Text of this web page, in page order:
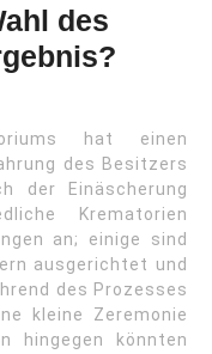
des
hat einen
des Besitzers
der Einäscherung
Krematorien
an; einige sind
ausgerichtet und
des Prozesses
kleine Zeremonie
hingegen könnten